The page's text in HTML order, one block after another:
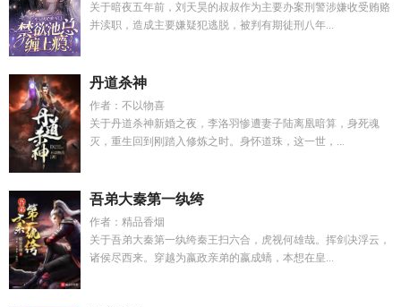
关于暗夜五年前，刘天昊的叔叔作为主要办案刑警涉嫌收受贿赂
并渎职，造成主要嫌疑犯逃脱，被判有期徒刑八年...
丹道杀神
作者：不以物喜
关于丹道杀神新婚之夜，李洛羽惨遭妻子陆离凰暗算，身死魂
灭，重生回到刚踏入修炼之时。身怀道珠，这一世，...
吾弟大秦第一纨绔
作者：精品香烟
关于吾弟大秦第一纨绔秦王扫六合，虎视何雄哉。挥剑决浮云，
诸侯尽西来。穿越为嬴政亲弟的嬴成蟜，本想在皇...